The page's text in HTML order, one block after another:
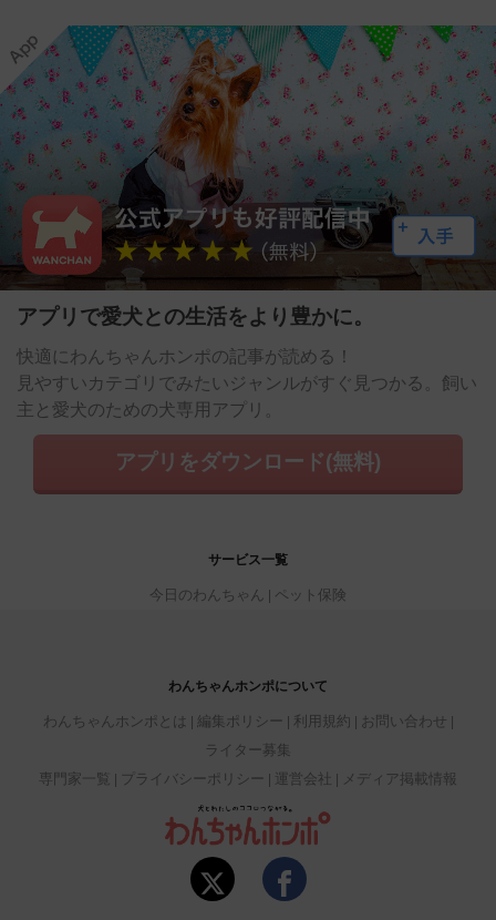
アプリで愛犬との生活をより豊かに。
快適にわんちゃんホンポの記事が読める！
見やすいカテゴリでみたいジャンルがすぐ見つかる。飼い
主と愛犬のための犬専用アプリ。
アプリをダウンロード(無料)
サービス一覧
今日のわんちゃん ペット保険
わんちゃんホンポについて
わんちゃんホンポとは 編集ポリシー 利用規約
お問い合わせ
ライター募集
専門家一覧
プライバシーポリシー 運営会社 メディア掲載情報